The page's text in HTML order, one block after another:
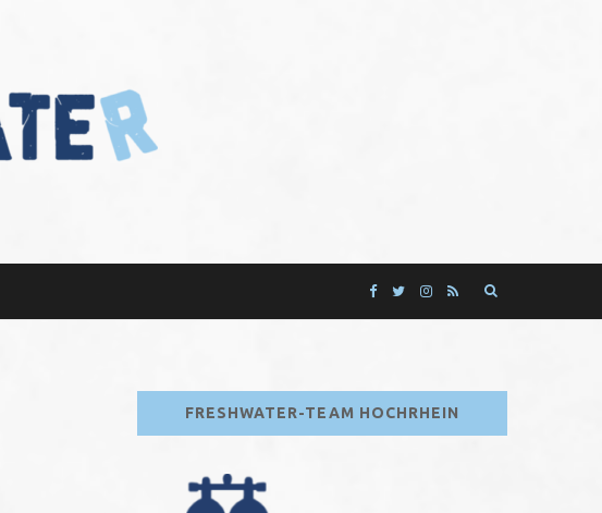
F T I R
FRESHWATER-TEAM HOCHRHEIN